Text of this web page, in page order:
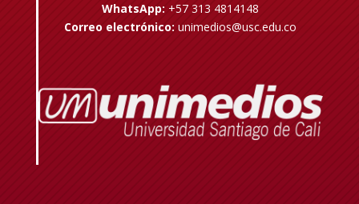
WhatsApp: +57 313 4814148
Correo electrónico: unimedios@usc.edu.co